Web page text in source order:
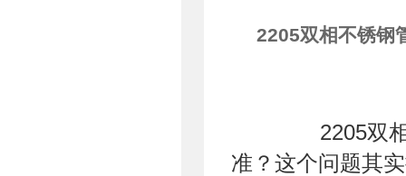
2205双相不锈钢
2205双相不
准？这个问题其